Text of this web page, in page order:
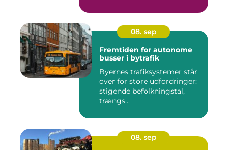
08. sep
Fremtiden for autonome
busser i bytrafik
Byernes trafiksystemer står
over for store udfordringer:
stigende befolkningstal,
trængs...
08. sep